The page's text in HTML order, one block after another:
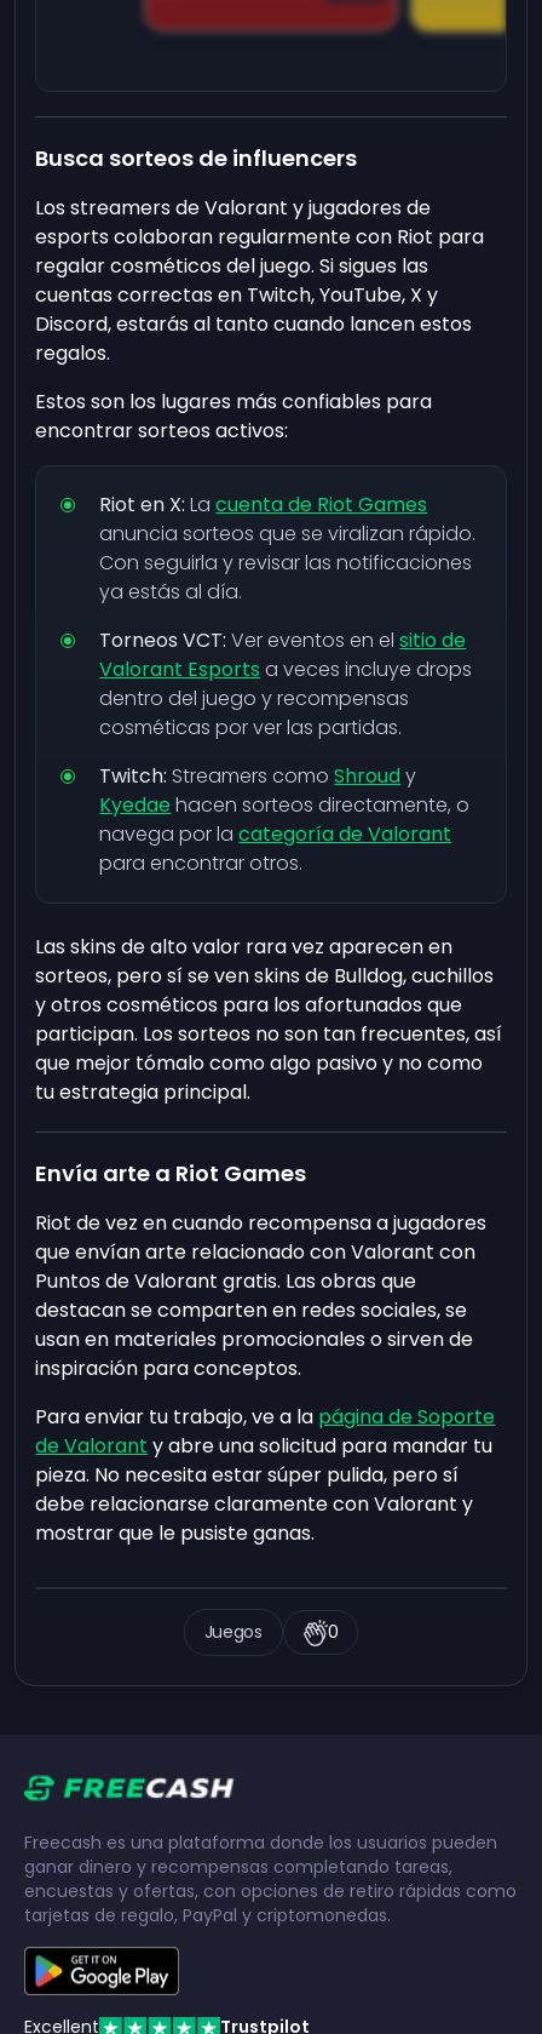
Busca sorteos de influencers
Los streamers de Valorant y jugadores de
esports colaboran regularmente con Riot para
regalar cosméticos del juego. Si sigues las
cuentas correctas en Twitch, YouTube, X y
Discord, estarás al tanto cuando lancen estos
regalos.
Estos son los lugares más confiables para
encontrar sorteos activos:
Riot en X: Lacuenta de Riot Games
anuncia sorteos que se viralizan rápido.
Con seguirla y revisar las notificaciones
ya estás al día.
Torneos VCT: Ver eventos en elsitio de
Valorant Esports a veces incluye drops
dentro del juego y recompensas
cosméticas por ver las partidas.
Twitch: Streamers comoShroudy
Kyedae hacen sorteos directamente, o
navega por lacategoría de Valorant
para encontrar otros.
Las skins de alto valor rara vez aparecen en
sorteos, pero sí se ven skins de Bulldog, cuchillos
y otros cosméticos para los afortunados que
participan. Los sorteos no son tan frecuentes, así
que mejor tómalo como algo pasivo y no como
tu estrategia principal.
Envía arte a Riot Games
Riot de vez en cuando recompensa a jugadores
que envían arte relacionado con Valorant con
Puntos de Valorant gratis. Las obras que
destacan se comparten en redes sociales, se
usan en materiales promocionales o sirven de
inspiración para conceptos.
Para enviar tu trabajo, ve a la página de Soporte
de Valorant y abre una solicitud para mandar tu
pieza. No necesita estar súper pulida, pero sí
debe relacionarse claramente con Valorant y
mostrar que le pusiste ganas.
Juegos 0
Freecash es una plataforma donde los usuarios pueden
ganar dinero y recompensas completando tareas,
encuestas y ofertas, con opciones de retiro rápidas como
tarjetas de regalo, PayPal y criptomonedas.
Excellent Trustpilot